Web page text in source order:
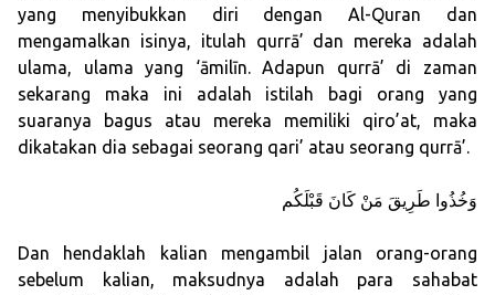
yang menyibukkan diri dengan Al-Quran dan
mengamalkan isinya, itulah qurrā’ dan mereka adalah
ulama, ulama yang ‘āmilīn. Adapun qurrā’ di zaman
sekarang maka ini adalah istilah bagi orang yang
suaranya bagus atau mereka memiliki qiro’at, maka
dikatakan dia sebagai seorang qari’ atau seorang qurrā’.
وَخُذُوا طَرِيقَ مَنْ كَانَ قَبْلَكُم
Dan hendaklah kalian mengambil jalan orang-orang
sebelum kalian, maksudnya adalah para sahabat